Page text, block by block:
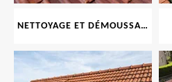
NETTOYAGE ET DÉMOUSSAGE DE TOITURE ET FAÇADE 69